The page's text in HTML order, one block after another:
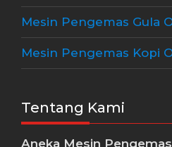
Mesin Pengemas Gula
Mesin Pengemas Kopi
Tentang Kami
Aneka Mesin Pengemas